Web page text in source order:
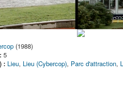
(1988)
5
: Lieu, Lieu (Cybercop), Parc d'attraction,